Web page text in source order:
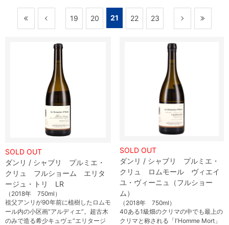
19 20 21 22 23
SOLD OUT
ダンリ / シャブリ プルミエ・
クリュ フルショーム エリタ
ージュ・トリ LR
（2018年 750ml）
祖父アンリが90年前に植樹したロムモ
ール内の小区画“アルディエ”。超古木
のみで造る希少キュヴェ“エリタージ
SOLD OUT
ダンリ / シャブリ プルミエ・
クリュ ロムモール ヴィエイ
ユ・ヴィーニュ（フルショー
ム）
（2018年 750ml）
40ある1級畑のクリマの中でも最上の
クリマと称される「I'Homme Mort」